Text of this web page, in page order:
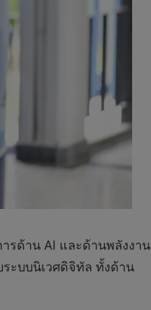
รด้าน AI และด้านพลังงาน
ะบบนิเวศดิจิทัล ทั้งด้าน